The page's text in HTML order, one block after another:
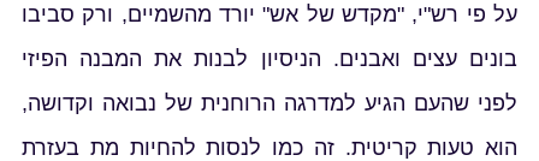
על פי רש"י, "מקדש של אש" יורד מהשמיים, ורק סביבו
בונים עצים ואבנים. הניסיון לבנות את המבנה הפיזי
לפני שהעם הגיע למדרגה הרוחנית של נבואה וקדושה,
הוא טעות קריטית. זה כמו לנסות להחיות מת בעזרת